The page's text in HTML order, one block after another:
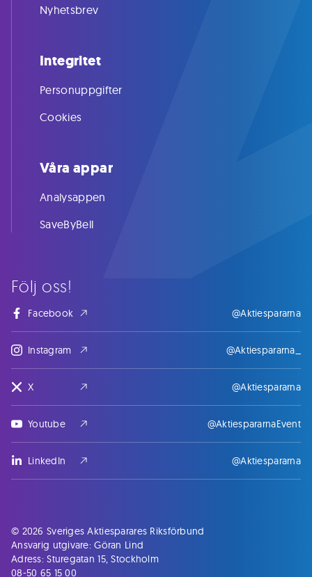
Följ oss!
Facebook @Aktiespararna
Instagram @Aktiespararna_
X @Aktiespararna
Youtube @AktiespararnaEvent
LinkedIn @Aktiespararna
Nyhetsbrev
Integritet
Personuppgifter
Cookies
Våra appar
Analysappen
SaveByBell
© 2026 Sveriges Aktiesparares Riksförbund
Ansvarig utgivare: Göran Lind
Adress: Sturegatan 15, Stockholm
08-50 65 15 00